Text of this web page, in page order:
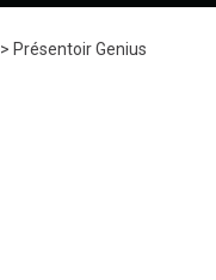
> Présentoir Genius